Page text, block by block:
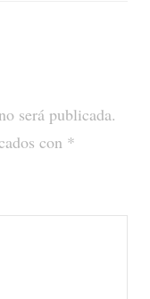
será publicada.
con *